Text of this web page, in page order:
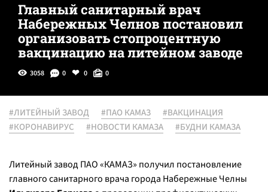
Главный санитарный врач
Набережных Челнов постановил
организовать стопроцентную
вакцинацию на литейном заводе
3058 0 0 0
#ЛИТЕЙНЫЙ ЗАВОД #ПАО КАМАЗ
#ВАКЦИНАЦИЯ
#КОРОНАВИРУС
#НОВОСТИ КАМАЗА #БУДНИ КАМАЗА
Литейный завод ПАО «КАМАЗ» получил постановление
главного санитарного врача города Набережные Челны